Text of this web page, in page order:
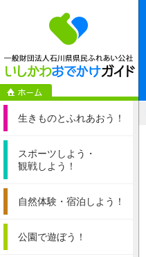
生きものとふれあおう！
スポーツしよう・
観戦しよう！
自然体験・ 宿泊しよう！
公園で遊ぼう！